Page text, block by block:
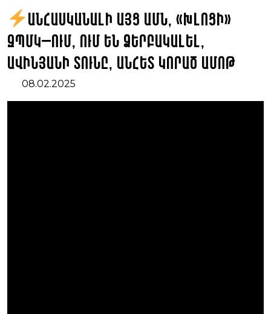
Անհասկանալի այց ԱՄՆ, «խլոցի»
ԶՊՄԿ–ում, ում են ձերբակալել,
Ավինյանի տունը, անհետ կորած ամոթ
08.02.2025